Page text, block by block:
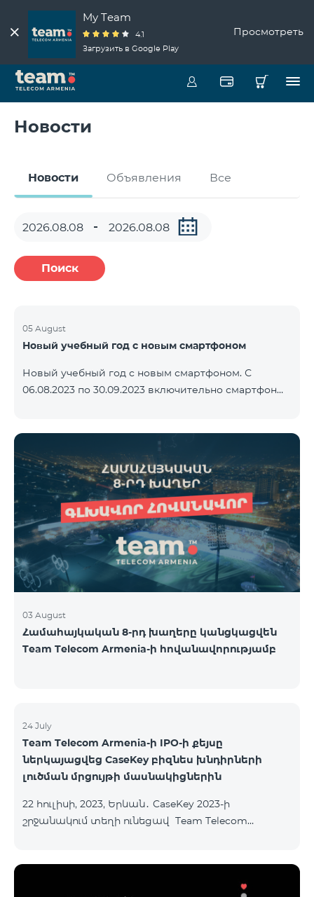
My Team
4.1
Загрузить в Google Play
Просмотреть
Новости
Новости Объявления Все
Поиск
05 August
Новый учебный год с новым смартфоном
Новый учебный год с новым смартфоном. С
06.08.2023 по 30.09.2023 включительно смартфон
Light и специальным тарифным планом TeamTok -
1-й месяц бесплатно. Смартфон также можно
приобрести в кредит, начиная с 1250 драмов в
месяц. К ежемесячной плате добавляются
банковские платежи. Условия тарифного плана
ниже. Предоплатный тарифный план Teamtok.
Ежемесячная плата: 2500 драм 250 минут на сети
РА
03 August
Համահայկական 8-րդ խաղերը կանցկացվեն
Team Telecom Armenia-ի հովանավորությամբ
24 July
Team Telecom Armenia-ի IPO-ի քեյսը
ներկայացվեց CaseKey բիզնես խնդիրների
լուծման մրցույթի մասնակիցներին
22 հուլիսի, 2023, Երևան․ CaseKey 2023-ի
շրջանակում տեղի ունեցավ Team Telecom
երիտասարդներ ծանոթացան առաջնային